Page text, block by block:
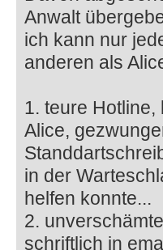
Anwalt
ich kann nur
anderen als
1. teure
Alice,
in der
helfen konnte...
2.
schriftlich in